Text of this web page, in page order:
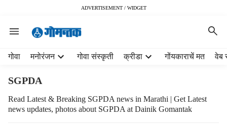
ADVERTISEMENT / WIDGET
गोवा मनोरंजन गोवा संस्कृती क्रीडा गोंयकाराचें मत वेब
SGPDA
Read Latest & Breaking SGPDA news in Marathi | Get Latest
news updates, photos about SGPDA at Dainik Gomantak